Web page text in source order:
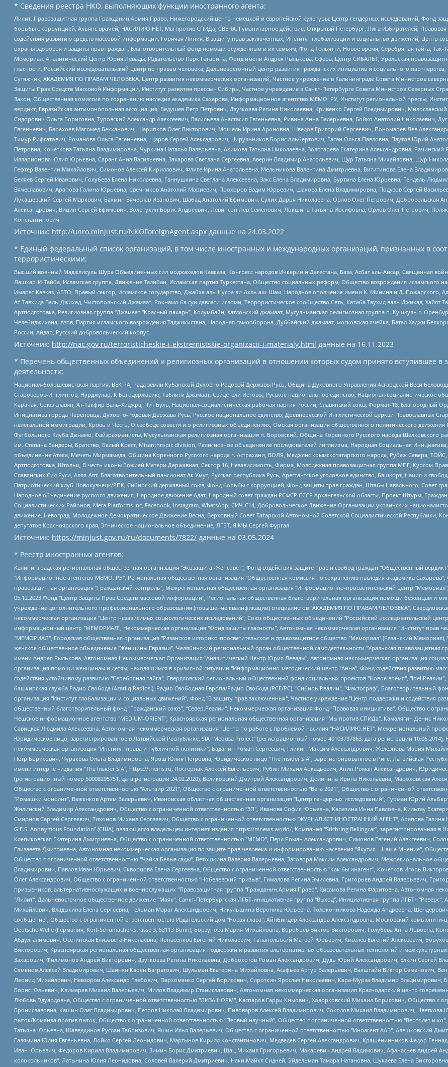
* Сведения реестра НКО, выполняющих функции иностранного агента:
Лилит, Правозащитная группа Гражданин.Армия.Право, Нижегородский центр немецкой и европейской культуры, Центр гендерных исследований, Фонд
борьбы с коррупцией, Альянс врачей, НАСИЛИЮ.НЕТ, Мы против СПИДа, СВЕЧА, Гуманитарное действие, Открытый Петербург, Лига Избирателей,
содействия развитию средств массовой информации, Горячая Линия, В защиту прав заключенных, Институт глобализации и социальных движений, Центр
охраны здоровья и защиты прав граждан, Благотворительный фонд помощи осужденным и их семьям, Фонд Тольятти, Новое время, Серебряная тайга, Так-
Мемориал, Аналитический Центр Юрия Левады, Издательство Парк Гагарина, Фонд имени Андрея Рылькова, Сфера, Центр СИБАЛЬТ, Уральская
гласности, Российский исследовательский центр по правам человека, Дальневосточный центр развития гражданских инициатив и социального
Сутяжник, АКАДЕМИЯ ПО ПРАВАМ ЧЕЛОВЕКА, Центр развития некоммерческих организаций, Частное учреждение в Калининграде Совета Министров
Защиты Прав Средств Массовой Информации, Институт развития прессы - Сибирь, Частное учреждение в Санкт-Петербурге Совета Министров Северных
Закон, Общественная комиссия по сохранению наследия академика Сахарова, Информационное агентство МЕМО. РУ, Институт региональной прессы,
вердикт, Евразийская антимонопольная ассоциация, Бедушев Петр Петрович, Дзугкоева Регина Николаевна, Кривенко Сергей Владимирович,
Сидорович Ольга Борисовна, Туровский Александр Алексеевич, Васильева Анастасия Евгеньевна, Ривина Анна Валерьевна, Бойко Анатолий Николаевич,
Евгеньевич, Барахоев Магомед Бекханович, Шарипков Олег Викторович, Мошель Ирина Ароновна, Шведов Григорий Сергеевич, Пономарев Лев
Тимур Рифгатович, Романова Ольга Евгеньевна, Щаров Сергей Алексадрович, Цирульников Борис Альбертович, Гасан Ольга Павловна, Паутов Юрий
Петровна, Кочеткова Татьяна Владимировна, Чуркина Наталья Валерьевна, Акимова Татьяна Николаевна, Золотарева Екатерина Александровна,
Илларионова Юлия Юрьевна, Саранг Анна Васильевна, Захарова Светлана Сергеевна, Аверин Владимир Анатольевич, Щур Татьяна Михайловна, Щур
Гефтер Валентин Михайлович, Симонов Алексей Кириллович, Флиге Ирина Анатольевна, Мельникова Валентина Дмитриевна, Вититинова Елена
Беляев Сергей Иванович, Голубева Елена Николаевна, Ганнушкина Светлана Алексеевна, Закс Елена Владимировна, Буртина Елена Юрьевна, Гендель
Вячеславович, Арапова Галина Юрьевна, Свечников Анатолий Мариевич, Прохоров Вадим Юрьевич, Шахова Елена Владимировна, Подузов Сергей
Лукашевский Сергей Маркович, Бахмин Вячеслав Иванович, Шабад Анатолий Ефимович, Сухих Дарья Николаевна, Орлов Олег Петрович, Добровольская
Александрович, Вицин Сергей Ефимович, Золотухин Борис Андреевич, Левинсон Лев Семенович, Локшина Татьяна Иосифовна, Орлов Олег Петрович,
Константинович
Источник: http://unro.minjust.ru/NKOForeignAgent.aspx данные на 24.03.2022
* Единый федеральный список организаций, в том числе иностранных и международных организаций, признанных в
террористическими:
Высший военный Маджлисуль Шура Объединенных сил моджахедов Кавказа, Конгресс народов Ичкерии и Дагестана, База, Асбат аль-Ансар, Священная
Лашкар-И-Тайба, Исламская группа, Движение Талибан, Исламская партия Туркестана, Общество социальных реформ, Общество возрождения исламского
Имарат Кавказ, АБТО, Правый сектор, Исламское государство, Джабха аль-Нусра ли-Ахль аш-Шам, Народное ополчение имени К. Минина и Д. Пожарского,
Ат-Тавхида Валь-Джихад, Чистопольский Джамаат, Рохнамо ба суи давлати исломи, Террористическое сообщество Сеть, Катиба Таухид валь-Джихад,
Артподготовка, Религиозная группа “Джамаат “Красный пахарь”, Колумбайн, Хатлонский джамаат, Мусульманская религиозная группа п. Кушкуль г.
Челебиджихана, Азов, Партия исламского возрождения Таджикистана, Народная самооборона, Дуббайский джамаат, московская ячейка, Батал-Хаджи
России, Айдар, Русский добровольческий корпус
Источник: http://nac.gov.ru/terroristicheskie-i-ekstremistskie-organizacii-i-materialy.html данные на 16.11.2023
* Перечень общественных объединений и религиозных организаций в отношении которых судом принято вступившее в
деятельности:
Национал-большевистская партия, ВЕК РА, Рада земли Кубанской Духовно Родовой Державы Русь, Община Духовного Управления Асгардской Веси
Староверов-Инглингов, Нурджулар, К Богодержавию, Таблиги Джамаат, Свидетели Иеговы, Русское национальное единство, Национал-социалистическое
Карачая, Союз славян, Ат-Такфир Валь-Хиджра, Пит Буль, Национал-социалистическая рабочая партия России, Славянский союз, Формат-18, Благородный
Инициатива города Череповца, Духовно-Родовая Держава Русь, Русское национальное единство, Древнерусской Инглистической церкви Православных
нелегальной иммиграции, Кровь и Честь, О свободе совести и о религиозных объединениях, Омская организация общественного политического
Футбольного Клуба Динамо, Файзрахманисты, Мусульманская религиозная организация п. Боровский, Община Коренного Русского народа Щелковского
им. Степана Бандеры, Братство, Белый Крест, Misanthropic division, Религиозное объединение последователей инглиизма, Народная Социальная
объединение Атака, Мечеть Мирмамеда, Община Коренного Русского народа г. Астрахани, ВОЛЯ, Меджлис крымскотатарского народа, Рубеж Севера, ТОЙС,
Артподготовка, Штольц, В честь иконы Божией Матери Державная, Сектор 16, Независимость, Фирма, Молодежная правозащитная группа МПГ, Курсом
Славянских Сил Руси, Алля-Аят, Благотворительный пансионат Ак Умут, Русская республика Русь, Арестантское уголовное единство, Башкорт, Нация и
Патриотический клуб-Новокузнецк/РПК, Сибирский державный союз, Фонд борьбы с коррупцией, Фонд защиты прав граждан, Штабы Навального, Совет
Народное объединение русского движения, Народное движение Адат, Народный совет граждан РСФСР СССР Архангельской области, Проект Штурм,
Социалистических Районов, Meta Platforms Inc, Facebook, Instagram, WhatsApp, СИЧ-С14, Добровольческое Движение Организации украинских
движение, Невоград, Молодежное Демократическое Движение Весна, Верховный Совет Татарской Автономной Советской Социалистической Республики,
депутатов Красноярского края, Этническое национальное объединение, ЛГБТ, Я.МЫ Сергей Фургал
Источник: https://minjust.gov.ru/ru/documents/7822/ данные на 03.05.2024
* Реестр иностранных агентов:
Калининградская региональная общественная организация "Экозащита!-Женсовет", Фонд содействия защите прав и свобод граждан "Общественный вердикт", Фонд "Институт Развития Свободы Информации", Частное учреждение "Информационное агентство МЕМО. РУ", Региональная общественная организация "Общественная комиссия по сохранению наследия академика Сахарова", Фонд поддержки свободы прессы, Санкт-Петербургская общественная правозащитная организация "Гражданский контроль", Межрегиональная общественная организация "Информационно-просветительский центр "Мемориал", Региональный Фонд "Центр Защиты Прав Средств Массовой Информации", с 05.12.2023 Фонд "Центр Защиты Прав Средств массовой информации", Региональная общественная благотворительная организация помощи беженцам и мигрантам "Гражданское содействие", Негосударственное образовательное учреждение дополнительного профессионального образования (повышение квалификации) специалистов "АКАДЕМИЯ ПО ПРАВАМ ЧЕЛОВЕКА", Свердловская региональная общественная организация "Сутяжник", Автономная некоммерческая организация "Центр независимых социологических исследований", Союз общественных объединений "Российский исследовательский центр по правам человека", Региональное общественное учреждение научно-информационный центр "МЕМОРИАЛ", Некоммерческая организация "Фонд защиты гласности", Автономная некоммерческая организация "Институт прав человека", Городская общественная организация "Екатеринбургское общество "МЕМОРИАЛ", Городская общественная организация "Рязанское историко-просветительское и правозащитное общество "Мемориал" (Рязанский Мемориал), Челябинский региональный орган общественной самодеятельности – женское общественное объединение "Женщины Евразии", Челябинский региональный орган общественной самодеятельности "Уральская правозащитная группа", Фонд содействия защите здоровья и социальной справедливости имени Андрея Рылькова, Автономная Некоммерческая Организация "Аналитический Центр Юрия Левады", Автономная некоммерческая организация социальной поддержки населения "Проект Апрель", Региональная общественная организация помощи женщинам и детям, находящимся в кризисной ситуации "Информационно-методический центр "Анна", Фонд содействия развитию массовых коммуникаций и правовому просвещению "Так-так-Так", Фонд содействия устойчивому развитию "Серебряная тайга", Свердловский региональный общественный фонд социальных проектов "Новое время", "Idel.Реалии", Кавказ.Реалии, Крым.Реалии, Телеканал Настоящее Время, Татаро-башкирская служба Радио Свобода (Azatliq Radiosi), Радио Свободная Европа/Радио Свобода (PCE/PC), "Сибирь.Реалии", "Фактограф", Благотворительный фонд помощи осужденным и их семьям, Автономная некоммерческая организация "Институт глобализации и социальных движений", Фонд "В защиту прав заключенных", Частное учреждение "Центр поддержки и содействия развитию средств массовой информации", Пензенский региональный общественный благотворительный фонд "Гражданский союз", "Север.Реалии", Некоммерческая организация Фонд "Правовая инициатива", Общество с ограниченной ответственностью "Радио Свободная Европа/Радио Свобода", Чешское информационное агентство "MEDIUM-ORIENT", Красноярская региональная общественная организация "Мы против СПИДа", Камалягин Денис Николаевич, Маркелов Сергей Евгеньевич, Пономарев Лев Александрович, Савицкая Людмила Алексеевна, Автономная некоммерческая организация "Центр по работе с проблемой насилия "НАСИЛИЮ.НЕТ", Межрегиональный профессиональный союз работников здравоохранения "Альянс врачей", Юридическое лицо, зарегистрированное в Латвийской Республике, SIA "Medusa Project" (регистрационный номер 40103797863, дата регистрации 10.06.2014), Некоммерческая организация "Фонд по борьбе с коррупцией", Автономная некоммерческая организация "Институт права и публичной политики", Баданин Роман Сергеевич, Гликин Максим Александрович, Железнова Мария Михайловна, Лукьянова Юлия Сергеевна, Маетная Елизавета Витальевна, Маняхин Петр Борисович, Чуракова Ольга Владимировна, Ярош Юлия Петровна, Юридическое лицо "The Insider SIA", зарегистрированное в Риге, Латвийская Республика (дата регистрации 26.06.2015), являющееся администратором доменного имени интернет-издания "The Insider SIA", https://theins.ru, Постернак Алексей Евгеньевич, Рубин Михаил Аркадьевич, Анин Роман Александрович, Юридическое лицо Istories fonds, зарегистрированное в Латвийской Республике (регистрационный номер 50008295751, дата регистрации 24.02.2020), Великовский Дмитрий Александрович, Долинина Ирина Николаевна, Мароховская Алеся Алексеевна, Шлейнов Роман Юрьевич, Шмагун Олеся Валентиновна, Общество с ограниченной ответственностью "Альтаир 2021", Общество с ограниченной ответственностью "Вега 2021", Общество с ограниченной ответственностью "Главный редактор 2021", Общество с ограниченной ответственностью "Ромашки монолит", Важенков Артем Валерьевич, Ивановская областная общественная организация "Центр гендерных исследований", Гурман Юрий Альбертович, Медиапроект "ОВД-Инфо", Егоров Владимир Владимирович, Жилинский Владимир Александрович, Общество с ограниченной ответственностью "ЗП", Иванова София Юрьевна, Карезина Инна Павловна, Кильтау Екатерина Викторовна, Петров Алексей Викторович, Пискунов Сергей Евгеньевич, Смирнов Сергей Сергеевич, Тихонов Михаил Сергеевич, Общество с ограниченной ответственностью "ЖУРНАЛИСТ-ИНОСТРАННЫЙ АГЕНТ", Арапова Галина Юрьевна, Вольтская Татьяна Анатольевна, Американская компания "Mason G.E.S. Anonymous Foundation" (США), являющаяся владельцем интернет-издания https://mnews.world/, Компания "Stichting Bellingcat", зарегистрированная в Нидерландах (дата регистрации 11.07.2018), Захаров Андрей Вячеславович, Клепиковская Екатерина Дмитриевна, Общество с ограниченной ответственностью "МЕМО", Перл Роман Александрович, Симонов Евгений Алексеевич, Соловьева Елена Анатольевна, Сотников Даниил Владимирович, Сурначева Елизавета Дмитриевна, Автономная некоммерческая организация по защите прав человека и информированию населения "Якутия – Наше Мнение", Общество с ограниченной ответственностью "Москоу диджитал медиа", с 26.01.2023 Общество с ограниченной ответственностью "Чайка Белые сады", Ветошкина Валерия Валерьевна, Заговора Максим Александрович, Межрегиональное общественное движение "Российская ЛГБТ - сеть", Оленичев Максим Владимирович, Павлов Иван Юрьевич, Скворцова Елена Сергеевна, Общество с ограниченной ответственностью "Как бы инагент", Кочетков Игорь Викторович, Общество с ограниченной ответственностью "Честные выборы", Еланчик Олег Александрович, Общество с ограниченной ответственностью "Нобелевский призыв", Гималова Регина Эмилевна, Григорьев Андрей Валерьевич, Григорьева Алина Александровна, Ассоциация по содействию защите прав призывников, альтернативнослужащих и военнослужащих "Правозащитная группа